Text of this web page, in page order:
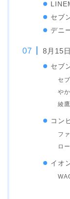
セブ
デニ
8月15
セブ
セ
や
綾
コン
フ
ロ
イオ